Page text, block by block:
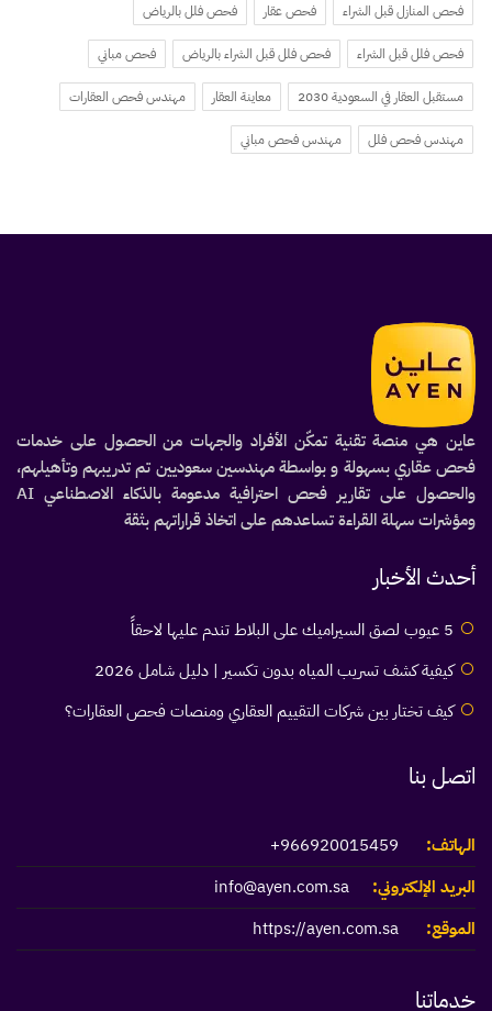
فحص المنازل قبل الشراء فحص عقار فحص فلل بالرياض
فحص فلل قبل الشراء فحص فلل قبل الشراء بالرياض فحص مباني
مستقبل العقار في السعودية 2030 معاينة العقار مهندس فحص العقارات
مهندس فحص فلل مهندس فحص مباني
عاين هي منصة تقنية تمكّن الأفراد والجهات من الحصول على خدمات
فحص عقاري بسهولة و بواسطة مهندسين سعوديين تم تدريبهم وتأهيلهم،
والحصول على تقارير فحص احترافية مدعومة بالذكاء الاصطناعي AI
ومؤشرات سهلة القراءة تساعدهم على اتخاذ قراراتهم بثقة
أحدث الأخبار
5 عيوب لصق السيراميك على البلاط تندم عليها لاحقاً
كيفية كشف تسريب المياه بدون تكسير | دليل شامل 2026
كيف تختار بين شركات التقييم العقاري ومنصات فحص العقارات؟
اتصل بنا
الهاتف:
966920015459+
البريد الإلكتروني:
info@ayen.com.sa
الموقع:
https://ayen.com.sa
خدماتنا